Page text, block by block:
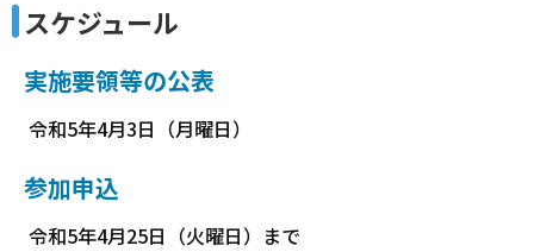
スケジュール
実施要領等の公表
令和5年4月3日（月曜日）
参加申込
令和5年4月25日（火曜日）まで